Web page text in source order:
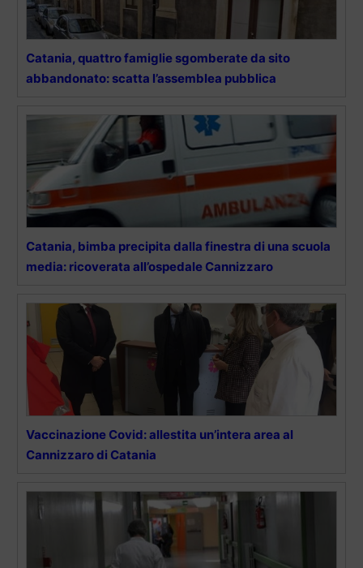
Catania, quattro famiglie sgomberate da sito
abbandonato: scatta l’assemblea pubblica
Catania, bimba precipita dalla finestra di una scuola
media: ricoverata all’ospedale Cannizzaro
Vaccinazione Covid: allestita un’intera area al
Cannizzaro di Catania